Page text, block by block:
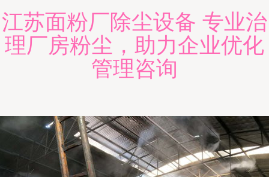
江苏面粉厂除尘设备 专业治
理厂房粉尘，助力企业优化
管理咨询